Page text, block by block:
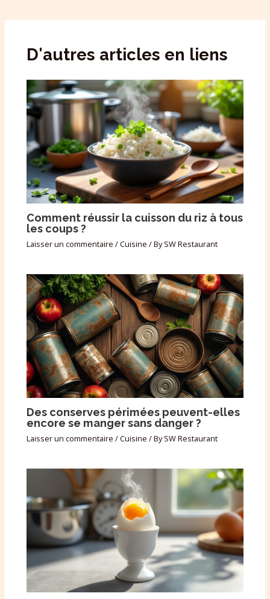
D'autres articles en liens
Comment réussir la cuisson du riz à tous
les coups ?
Laisser un commentaire /Cuisine / BySW Restaurant
Des conserves périmées peuvent-elles
encore se manger sans danger ?
Laisser un commentaire /Cuisine / BySW Restaurant